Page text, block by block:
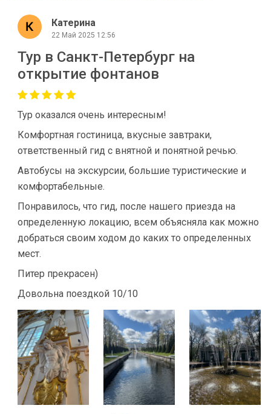
Катерина
22 Май 2025 12:56
Тур в Санкт-Петербург на
открытие фонтанов
Тур оказался очень интересным!
Комфортная гостиница, вкусные завтраки,
ответственный гид с внятной и понятной речью.
Автобусы на экскурсии, большие туристические и
комфортабельные.
Понравилось, что гид, после нашего приезда на
определенную локацию, всем объясняла как можно
добраться своим ходом до каких то определенных
мест.
Питер прекрасен)
Довольна поездкой 10/10